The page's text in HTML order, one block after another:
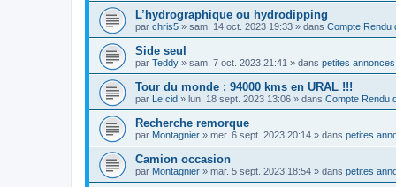
L’hydrographique ou hydrodipping
par chris5 » sam. 14 oct. 2023 19:33 » dans Compte Rendu
Side seul
par Teddy » sam. 7 oct. 2023 21:41 » dans petites
Tour du monde : 94000 kms en URAL !!!
par Le cid » lun. 18 sept. 2023 13:06 » dans Compte Rendu
Recherche remorque
par Montagnier » mer. 6 sept. 2023 20:14 » dans petites
Camion occasion
par Montagnier » mar. 5 sept. 2023 18:54 » dans petites